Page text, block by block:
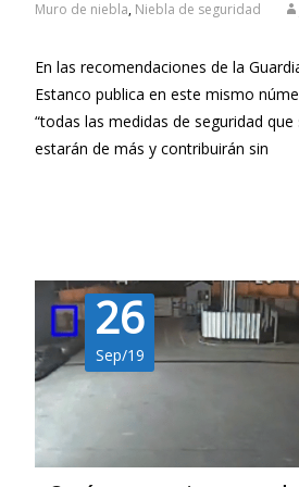
Muro de niebla, Niebla de seguridad
En las recomendaciones de la
Estanco publica en este mismo
“todas las medidas de seguridad que
estarán de más y contribuirán sin
26
Sep/19